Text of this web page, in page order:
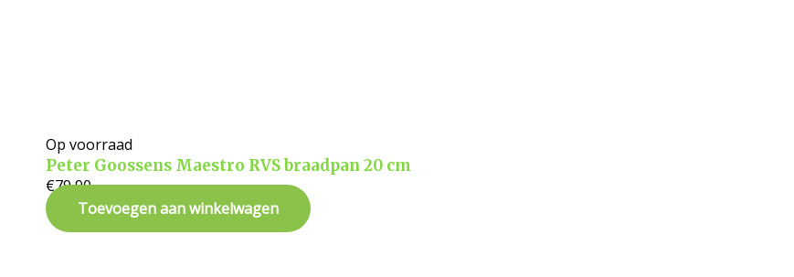
Op voorraad
Peter Goossens Maestro RVS braadpan 20 cm
€79,90
Toevoegen aan winkelwagen